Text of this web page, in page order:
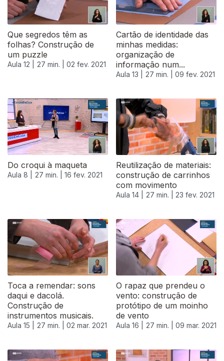
Que segredos têm as
folhas? Construção de
um puzzle
Aula 12 | 27 min. | 02 fev. 2021
Cartão de identidade das
minhas medidas:
organização de
informação num...
Aula 13 | 27 min. | 09 fev. 2021
Do croqui à maqueta
Aula 8 | 27 min. | 16 fev. 2021
Reutilização de materiais:
construção de carrinhos
com movimento
Aula 14 | 27 min. | 23 fev. 2021
Toca a remendar: sons
daqui e dacolá.
Construção de
instrumentos musicais.
Aula 15 | 27 min. | 02 mar. 2021
O rapaz que prendeu o
vento: construção de
protótipo de um moinho
de vento
Aula 16 | 27 min. | 09 mar. 2021